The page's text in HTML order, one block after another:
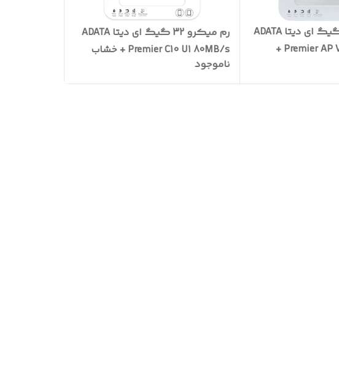
رم میکرو 128 گیگ ای دیتا ADATA
Premier AP V10 U1 100MB/s +
رم میکرو 32 گیگ ای دیتا ADATA
Premier C10 U1 80MB/s + خشاب
ناموجود